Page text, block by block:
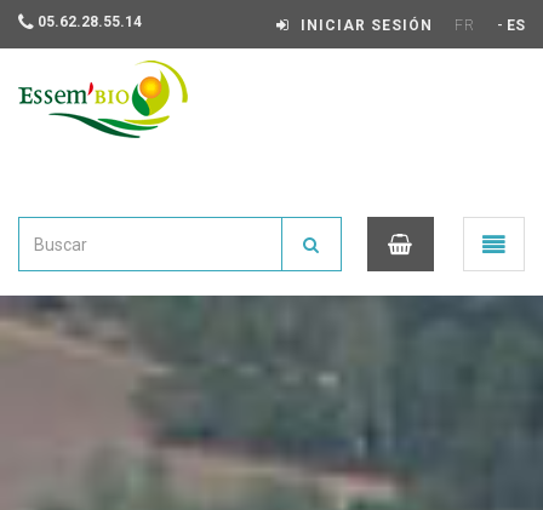
05.62.28.55.14 INICIAR SESIÓN FR - ES
0
Ouvrir
le
menu